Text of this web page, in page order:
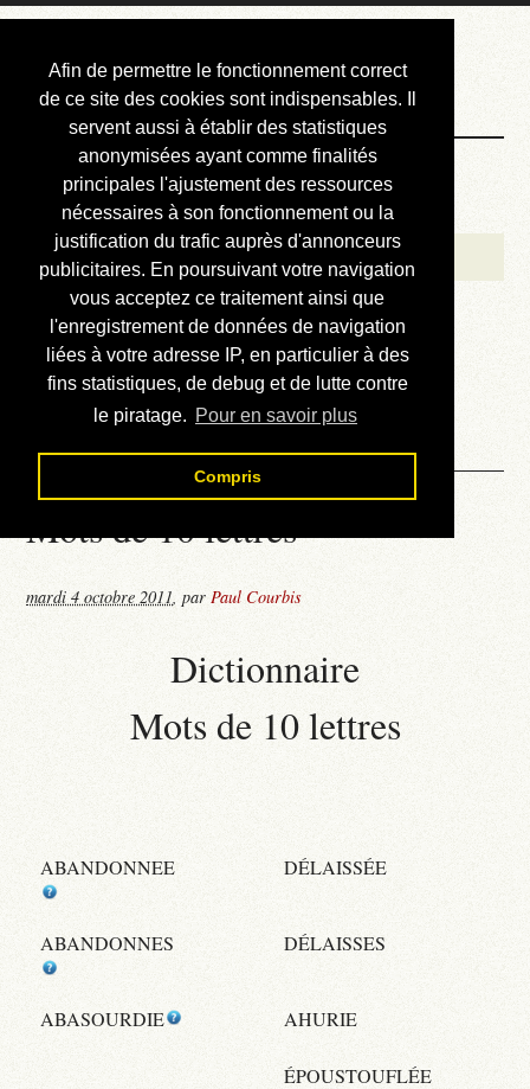
Afin de permettre le fonctionnement correct
de ce site des cookies sont indispensables. Il
servent aussi à établir des statistiques
anonymisées ayant comme finalités
principales l'ajustement des ressources
nécessaires à son fonctionnement ou la
justification du trafic auprès d'annonceurs
publicitaires. En poursuivant votre navigation
vous acceptez ce traitement ainsi que
l'enregistrement de données de navigation
liées à votre adresse IP, en particulier à des
fins statistiques, de debug et de lutte contre
le piratage. Pour en savoir plus
Compris
Courbis, « LE »
Blog Officiel
Bienvenue
Réalisations
Divers (et d’été)
Annonces
Liens externes
Téléchargement
Contact
Mots de 10 lettres
mardi 4 octobre 2011,parPaul Courbis
Dictionnaire
Mots de 10 lettres
ABANDONNEE DÉLAISSÉE
ABANDONNES DÉLAISSES
ABASOURDIE AHURIE
ÉPOUSTOUFLÉE